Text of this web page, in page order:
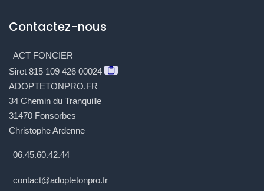
Contactez-nous
ACT FONCIER
Siret 815 109 426 00024
ADOPTETONPRO.FR
34 Chemin du Tranquille
31470 Fonsorbes
Christophe Ardenne
06.45.60.42.44
contact@adoptetonpro.fr